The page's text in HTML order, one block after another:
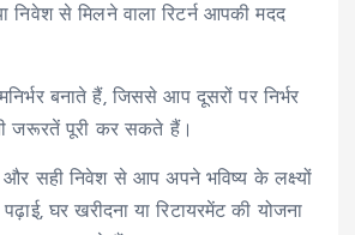
निवेश से मिलने वाला रिटर्न आपकी मदद
बनाते हैं, जिससे आप दूसरों पर निर्भर
जरूरतें पूरी कर सकते हैं।
और सही निवेश से आप अपने भविष्य के लक्ष्यों
घर खरीदना या रिटायरमेंट की योजना